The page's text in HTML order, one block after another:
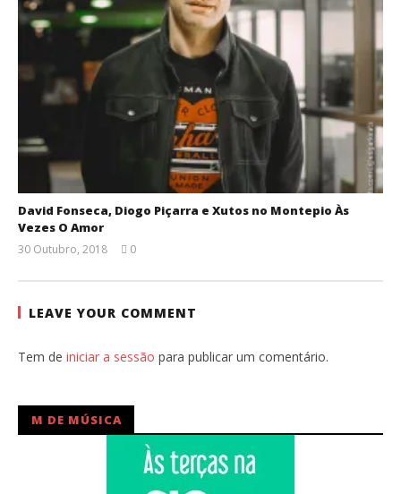
David Fonseca, Diogo Piçarra e Xutos no Montepio Às
Vezes O Amor
30 Outubro, 2018
Ventura
0
LEAVE YOUR COMMENT
Tem de iniciar a sessão para publicar um comentário.
M DE MÚSICA